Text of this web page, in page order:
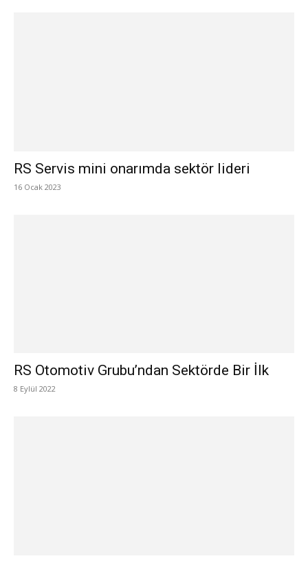
RS Servis mini onarımda sektör lideri
16 Ocak 2023
RS Otomotiv Grubu’ndan Sektörde Bir İlk
8 Eylül 2022